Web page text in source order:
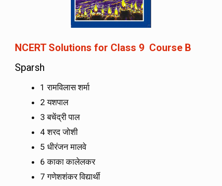
NCERT Solutions for Class 9 Course B
Sparsh
1 रामविलास शर्मा
2 यशपाल
3 बचेंद्री पाल
4 शरद जोशी
5 धीरंजन मालवे
6 काका कालेलकर
7 गणेशशंकर विद्यार्थी